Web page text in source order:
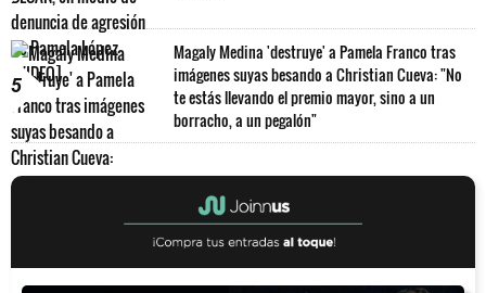
5
Magaly Medina 'destruye' a Pamela Franco tras
imágenes suyas besando a Christian Cueva: "No
te estás llevando el premio mayor, sino a un
borracho, a un pegalón"